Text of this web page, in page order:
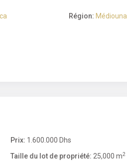
Région: Médiouna
Prix: 1.600.000 Dhs
Taille du lot de propriété: 25,000 m2